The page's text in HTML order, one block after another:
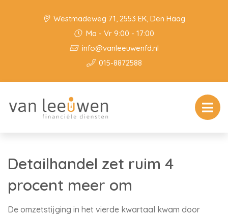
Westmadeweg 71, 2553 EK, Den Haag
Ma - Vr 9:00 - 17:00
info@vanleeuwenfd.nl
015-8872588
Detailhandel zet ruim 4
procent meer om
De omzetstijging in het vierde kwartaal kwam door